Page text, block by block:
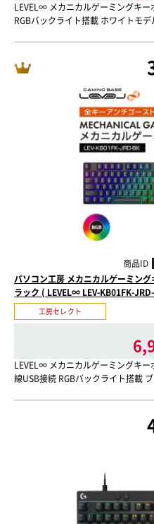
LEVEL∞ メカニカルゲーミングキ
RGBバックライト搭載 ホワイトモデ
商品ID
パソコン工房 メカニカルゲーミン
ラック ( LEVEL∞ LEV-KB01FK-
工房セレクト
LEVEL∞ メカニカルゲーミングキ
線USB接続 RGBバックライト搭載